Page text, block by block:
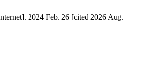
2024 Feb. 26 [cited 2026 Aug.